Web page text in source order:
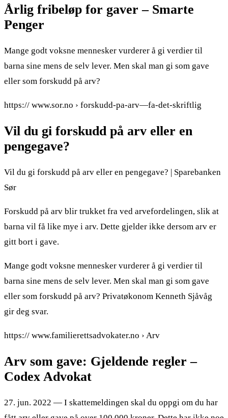
Årlig fribeløp for gaver – Smarte
Penger
Mange godt voksne mennesker vurderer å gi verdier til
barna sine mens de selv lever. Men skal man gi som gave
eller som forskudd på arv?
https:// www.sor.no › forskudd-pa-arv—fa-det-skriftlig
Vil du gi forskudd på arv eller en
pengegave?
Vil du gi forskudd på arv eller en pengegave? | Sparebanken
Sør
Forskudd på arv blir trukket fra ved arvefordelingen, slik at
barna vil få like mye i arv. Dette gjelder ikke dersom arv er
gitt bort i gave.
Mange godt voksne mennesker vurderer å gi verdier til
barna sine mens de selv lever. Men skal man gi som gave
eller som forskudd på arv? Privatøkonom Kenneth Sjåvåg
gir deg svar.
https:// www.familierettsadvokater.no › Arv
Arv som gave: Gjeldende regler –
Codex Advokat
27. jun. 2022 — I skattemeldingen skal du oppgi om du har